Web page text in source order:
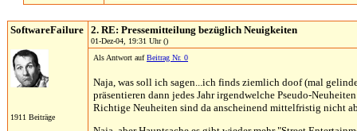
SoftwareFailure
1911 Beiträge
2. RE: Pressemitteilung bezüglich Neuigkeiten
01-Dez-04, 19:31 Uhr ()
Als Antwort aufBeitrag Nr. 0
Naja, was soll ich sagen...ich finds ziemlich doof (mal
präsentieren dann jedes Jahr irgendwelche Pseudo-
Richtige Neuheiten sind da anscheinend mittelfristig nicht